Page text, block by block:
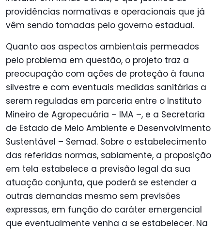
providências normativas e operacionais que já
vêm sendo tomadas pelo governo estadual.
Quanto aos aspectos ambientais permeados
pelo problema em questão, o projeto traz a
preocupação com ações de proteção à fauna
silvestre e com eventuais medidas sanitárias a
serem reguladas em parceria entre o Instituto
Mineiro de Agropecuária – IMA –, e a Secretaria
de Estado de Meio Ambiente e Desenvolvimento
Sustentável – Semad. Sobre o estabelecimento
das referidas normas, sabiamente, a proposição
em tela estabelece a previsão legal da sua
atuação conjunta, que poderá se estender a
outras demandas mesmo sem previsões
expressas, em função do caráter emergencial
que eventualmente venha a se estabelecer. Na